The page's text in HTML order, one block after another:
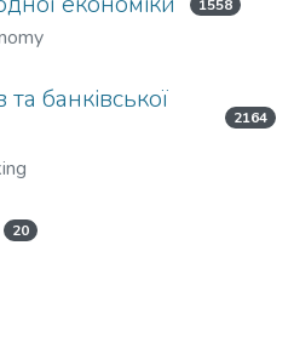
1558
банківської
2164
20